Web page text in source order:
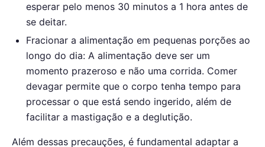
esperar pelo menos 30 minutos a 1 hora antes de
se deitar.
Fracionar a alimentação em pequenas porções ao
longo do dia: A alimentação deve ser um
momento prazeroso e não uma corrida. Comer
devagar permite que o corpo tenha tempo para
processar o que está sendo ingerido, além de
facilitar a mastigação e a deglutição.
Além dessas precauções, é fundamental adaptar a